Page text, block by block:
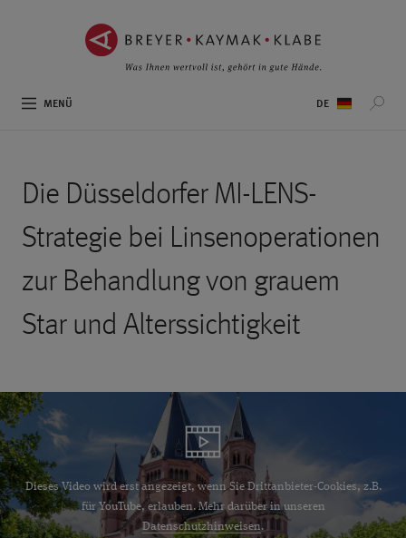
MENÜ
Die Düsseldorfer MI-LENS-
Strategie bei Linsenoperationen
zur Behandlung von grauem
Star und Alterssichtigkeit
Dieses Video wird erst angezeigt, wenn Sie Drittanbieter-Cookies, z.B.
für YouTube, erlauben. Mehr darüber in unseren
Datenschutzhinweisen.